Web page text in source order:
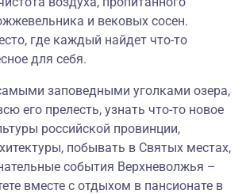
и вековых сосен.
где каждый найдет что-то
для себя.
заповедными уголками озера,
его прелесть, узнать что-то новое
российской провинции,
побывать в Святых местах,
события Верхневолжья –
вместе с отдыхом в пансионате в